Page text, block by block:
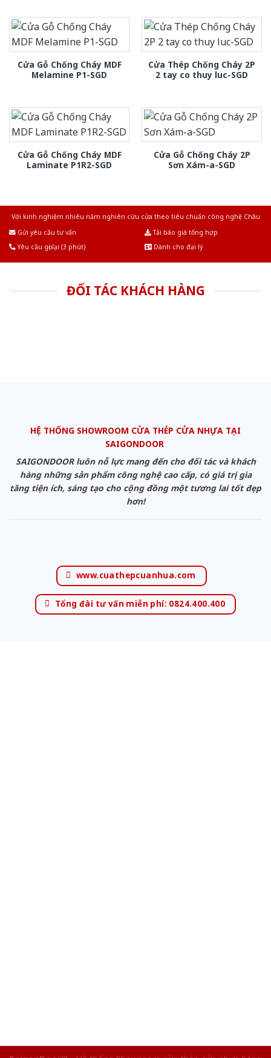
Cửa Gỗ Chống Cháy MDF
Melamine P1-SGD
Cửa Thép Chống Cháy 2P
2 tay co thuy luc-SGD
Cửa Gỗ Chống Cháy MDF
Laminate P1R2-SGD
Cửa Gỗ Chống Cháy 2P
Sơn Xám-a-SGD
Với kinh nghiệm nhiêu năm nghiên cứu cửa theo tiêu chuẩn công nghệ Châu
Gửi yêu cầu tư vấn
Tải báo giá tổng hợp
Yêu cầu gọi lại (3 phút)
Dành cho đại lý
ĐỐI TÁC KHÁCH HÀNG
HỆ THỐNG SHOWROOM CỬA THÉP CỬA NHỰA TẠI
SAIGONDOOR
SAIGONDOOR luôn nỗ lực mang đến cho đối tác và khách
hàng những sản phẩm công nghệ cao cấp, có giá trị gia
tăng tiện ích, sáng tạo cho cộng đồng một tương lai tốt đẹp
hơn!
www.cuathepcuanhua.com
Tổng đài tư vấn miễn phí: 0824.400.400